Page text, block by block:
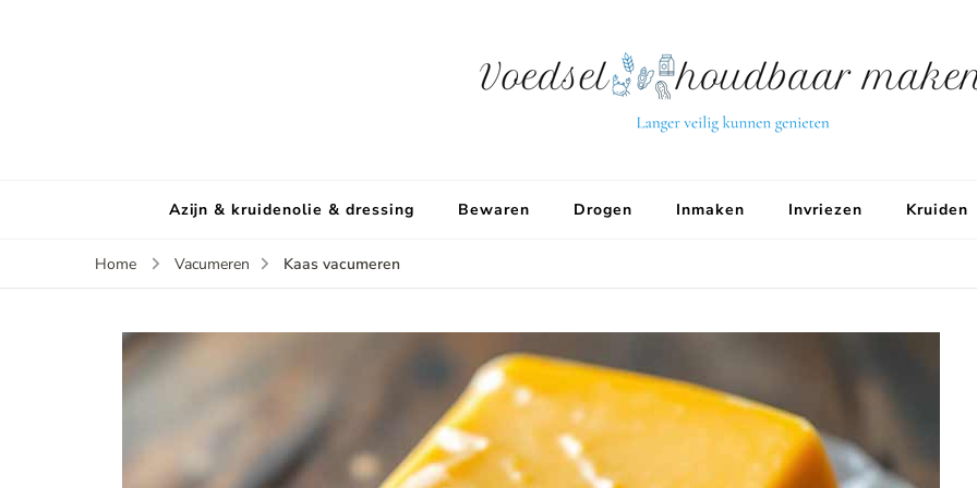
Azijn & kruidenolie & dressing Bewaren Drogen Inmaken Invriezen Kruiden
Home Vacumeren Kaas vacumeren